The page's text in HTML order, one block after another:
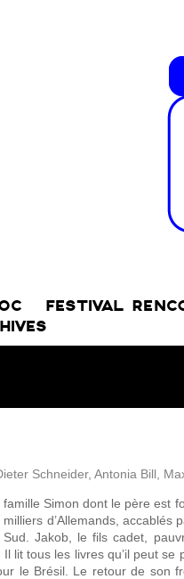
FESTIVAL
Schneider, Antonia Bill,
famille Simon dont le père est
d’Allemands, accablés
Jakob, le fils cadet,
lit tous les livres qu’il peut
le Brésil. Le retour de son